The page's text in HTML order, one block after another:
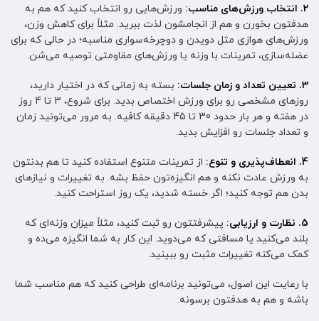
2. انتخاب ورزش‌های مناسب:
ورزش‌هایی رو انتخاب کنید که هم به
هدفتون بخورن و هم از انجامشون لذت ببرید. مثلاً برای کاهش وزن،
ورزش‌های هوازی مثل دویدن و دوچرخه‌سواری مناسبه؛ در حالی که برای
عضله‌سازی، تمرینات با وزنه یا ورزش‌های مقاومتی توصیه می‌شن.
3. تعیین تعداد و زمان جلسات:
بسته به زمانی که در اختیار دارید،
روزهای مشخصی رو برای ورزش اختصاص بدید. برای شروع، 3 تا 4 روز
در هفته و هر بار حدود 30 تا 45 دقیقه کافیه. به مرور می‌تونید زمان
و تعداد جلسات رو افزایش بدید.
4. انعطاف‌پذیری و تنوع:
از تمرینات متنوع استفاده کنید تا هم بدنتون
به ورزش عادت نکنه و هم انگیزه‌تون حفظ بشه. به تغییرات و نیازهای
بدن هم توجه کنید؛ اگر خسته شدید، یک روز استراحت کنید.
5. نظارت و ارزیابی:
پیشرفتتون رو ثبت کنید، مثلاً میزان وزنه‌ای که
بلند می‌کنید یا مسافتی که می‌دوید. این کار به شما انگیزه می‌ده و
کمک می‌کنه تغییرات مثبت رو ببینید.
با رعایت این اصول، می‌تونید برنامه‌ای طراحی کنید که هم مناسب شما
باشه و هم به هدفتون برسونه.